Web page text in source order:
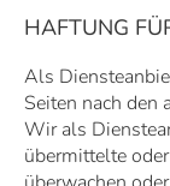
HAFTUNG
Als
Seiten nach den
Wir als
übermittelte